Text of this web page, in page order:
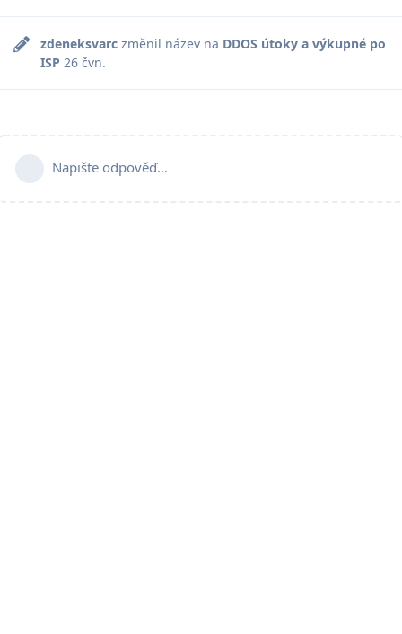
zdeneksvarc změnil název na DDOS útoky a výkupné po
ISP 26 čvn.
Napište odpověď…